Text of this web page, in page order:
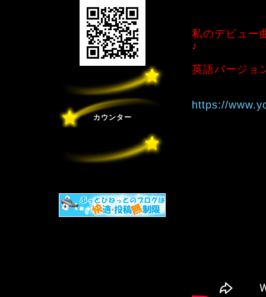
カウンター
私のデビュ
♪
英語バージ
https://